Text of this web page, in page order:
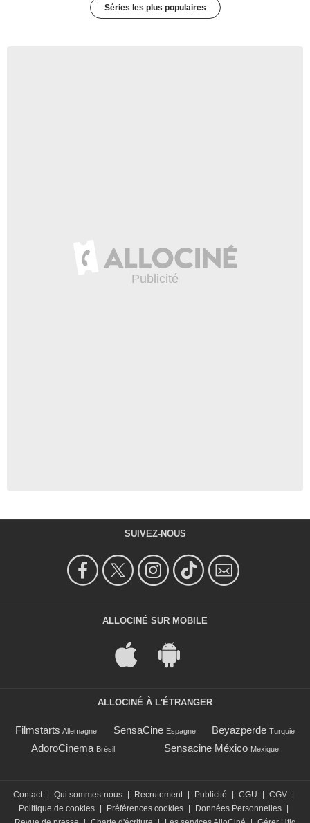
Séries les plus populaires
SUIVEZ-NOUS
ALLOCINÉ SUR MOBILE
ALLOCINÉ À L'ÉTRANGER
Filmstarts Allemagne SensaCine Espagne Beyazperde Turquie
AdoroCinema Brésil Sensacine México Mexique
Contact Qui sommes-nous Recrutement Publicité CGU CGV
Politique de cookies
Préférences cookies Données Personnelles